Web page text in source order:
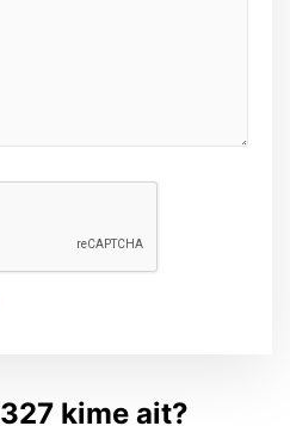
kime ait?